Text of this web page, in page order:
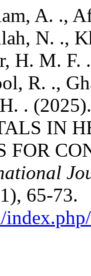
A. .,
N. .,
H. M. F.
R. .,
.
IN
FOR
65-73.